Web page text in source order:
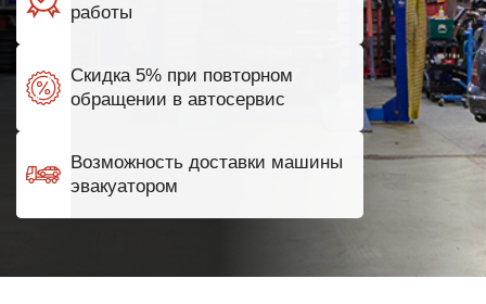
работы
Скидка 5% при повторном
обращении в автосервис
Возможность доставки машины
эвакуатором